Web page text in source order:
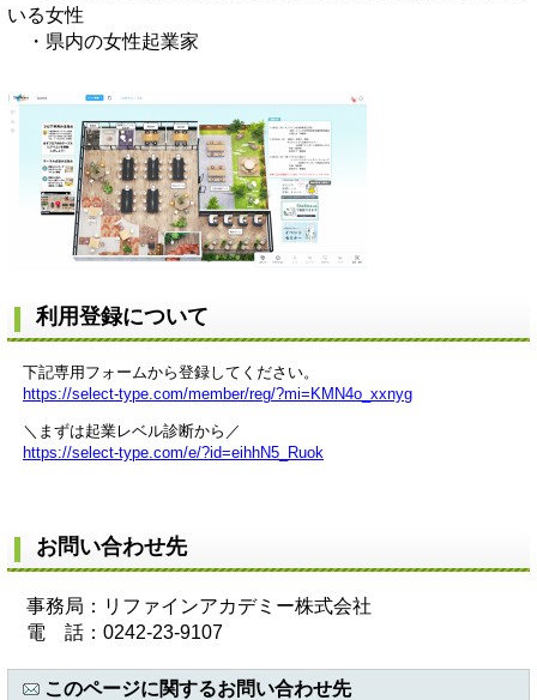
いる女性
・県内の女性起業家
利用登録について
下記専用フォームから登録してください。
https://select-type.com/member/reg/?mi=KMN4o_xxnyg
＼まずは起業レベル診断から／
https://select-type.com/e/?id=eihhN5_Ruok
お問い合わせ先
事務局：リファインアカデミー株式会社
電 話：0242-23-9107
このページに関するお問い合わせ先